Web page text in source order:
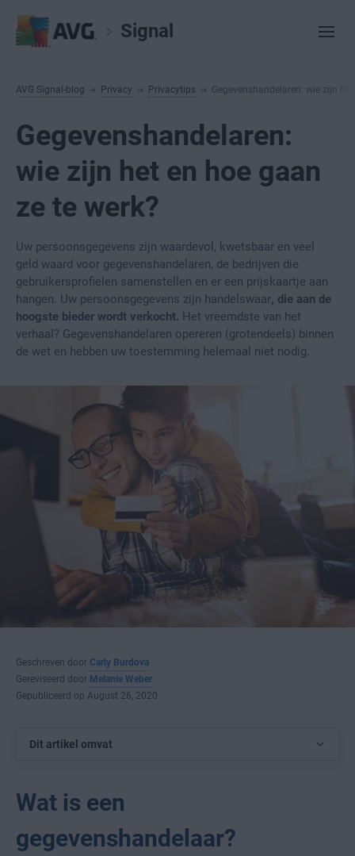
Signal
AVG Signal-blog Privacy Privacytips Gegevenshandelaren: wie zijn
Gegevenshandelaren:
wie zijn het en hoe gaan
ze te werk?
Uw persoonsgegevens zijn waardevol, kwetsbaar en veel
geld waard voor gegevenshandelaren, de bedrijven die
gebruikersprofielen samenstellen en er een prijskaartje aan
hangen. Uw persoonsgegevens zijn handelswaar, die aan de
hoogste bieder wordt verkocht. Het vreemdste van het
verhaal? Gegevenshandelaren opereren (grotendeels) binnen
de wet en hebben uw toestemming helemaal niet nodig.
Geschreven door Carly Burdova
Gereviseerd door Melanie Weber
Gepubliceerd op August 26, 2020
Dit artikel omvat
Wat is een
gegevenshandelaar?